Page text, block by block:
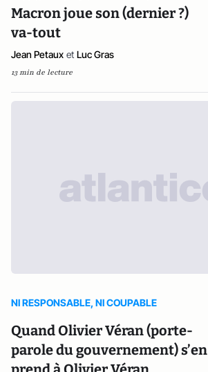
Macron joue son (dernier ?)
va-tout
Jean Petaux et Luc Gras
13 min de lecture
NI RESPONSABLE, NI COUPABLE
Quand Olivier Véran (porte-
parole du gouvernement) s’en